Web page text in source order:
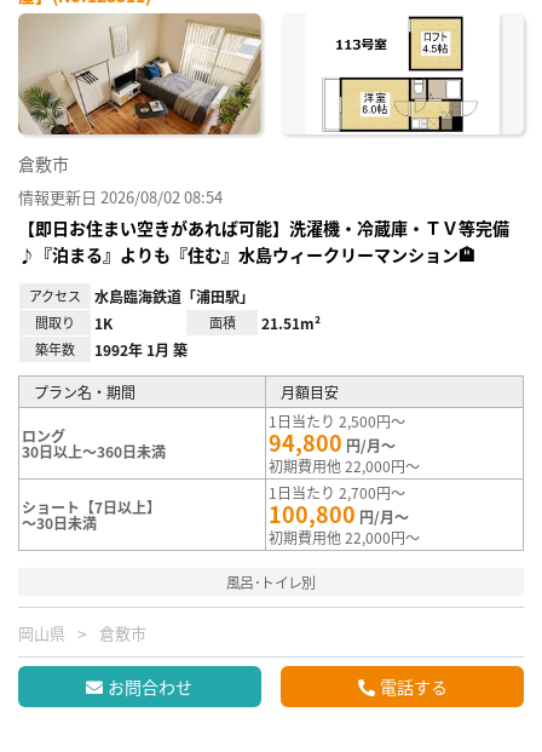
に入
倉敷市
情報更新日 2026/08/02 08:54
【即日お住まい空きがあれば可能】洗濯機・冷蔵庫・ＴＶ等完備
♪『泊まる』よりも『住む』水島ウィークリーマンション🏨
アクセス 水島臨海鉄道「浦田駅」
間取り 1K 面積 21.51m²
築年数 1992年 1月 築
プラン名・期間 月額目安
ロング
30日以上～360日未満
1日当たり 2,500円～
94,800 円/月～
初期費用他 22,000円～
ショート【7日以上】
～30日未満
1日当たり 2,700円～
100,800 円/月～
初期費用他 22,000円～
風呂･トイレ別
岡山県 倉敷市
お問合わせ 電話する